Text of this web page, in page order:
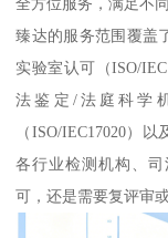
臻达的服务范围覆盖
实验室认可（ISO/
法鉴定/法庭科学
（ISO/IEC17020）
各行业检测机构、
可，还是需要复评审